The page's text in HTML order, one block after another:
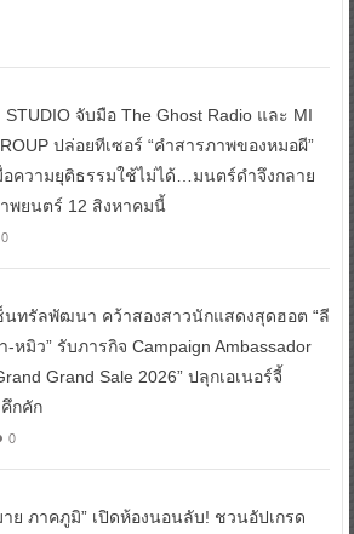
STUDIO จับมือ The Ghost Radio และ MI
ปล่อยทีเซอร์ “คำสารภาพของหมอผี”
อความยุติธรรมใช้ไม่ได้…มนตร์ดำจึงกลาย
าพยนตร์ 12 สิงหาคมนี้
0
นทรัลพัฒนา คว้าสองสาวนักแสดงสุดฮอต “ลี
-หมิว” รับภารกิจ Campaign Ambassador
Grand Sale 2026” ปลุกเอเนอร์จี้
กคัก
0
าย ภาคภูมิ” เปิดห้องนอนลับ! ชวนอัปเกรด